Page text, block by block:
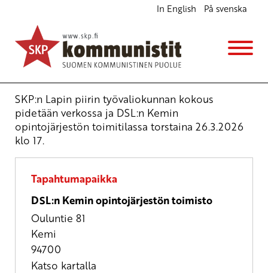
In English På svenska
SKP:n Lapin piirin työvaliokunnan kokous
Kokous
to 26.3.2026 klo17:00
SKP:n Lapin piirin työvaliokunnan kokous
pidetään verkossa ja DSL:n Kemin
opintojärjestön toimitilassa torstaina 26.3.2026
klo 17.
Tapahtumapaikka
DSL:n Kemin opintojärjestön toimisto
Ouluntie 81
Kemi
94700
Katso kartalla